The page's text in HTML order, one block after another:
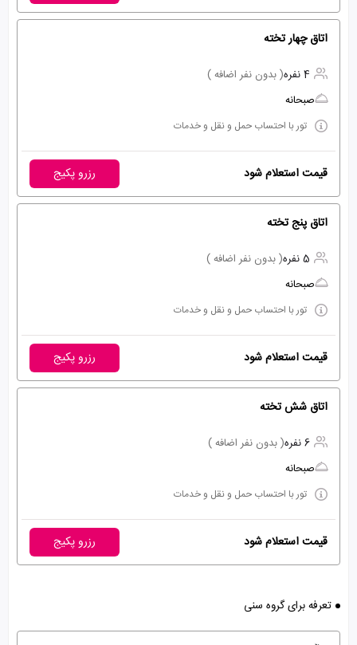
اتاق چهار تخته
4 نفره
( بدون نفر اضافه )
صبحانه
تور با احتساب حمل و نقل و خدمات
قیمت استعلام شود رزرو پکیج
اتاق پنج تخته
5 نفره
( بدون نفر اضافه )
صبحانه
تور با احتساب حمل و نقل و خدمات
قیمت استعلام شود رزرو پکیج
اتاق شش تخته
6 نفره
( بدون نفر اضافه )
صبحانه
تور با احتساب حمل و نقل و خدمات
قیمت استعلام شود رزرو پکیج
تعرفه برای گروه سنی